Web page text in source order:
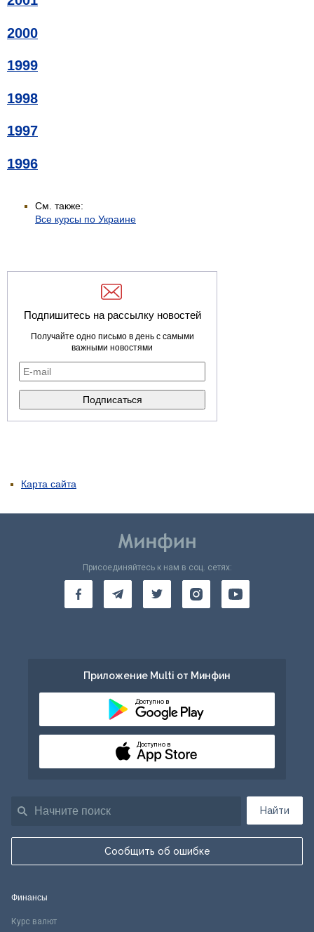
2000
1999
1998
1997
1996
См. также:
Все курсы по Украине
Подпишитесь на рассылку новостей
Получайте одно письмо в день с самыми
важными новостями
Карта сайта
Найти
Сообщить об ошибке
Присоединяйтесь к нам в соц. сетях:
Приложение Multi от Минфин
Доступно в
Доступно в
Финансы
Курс валют